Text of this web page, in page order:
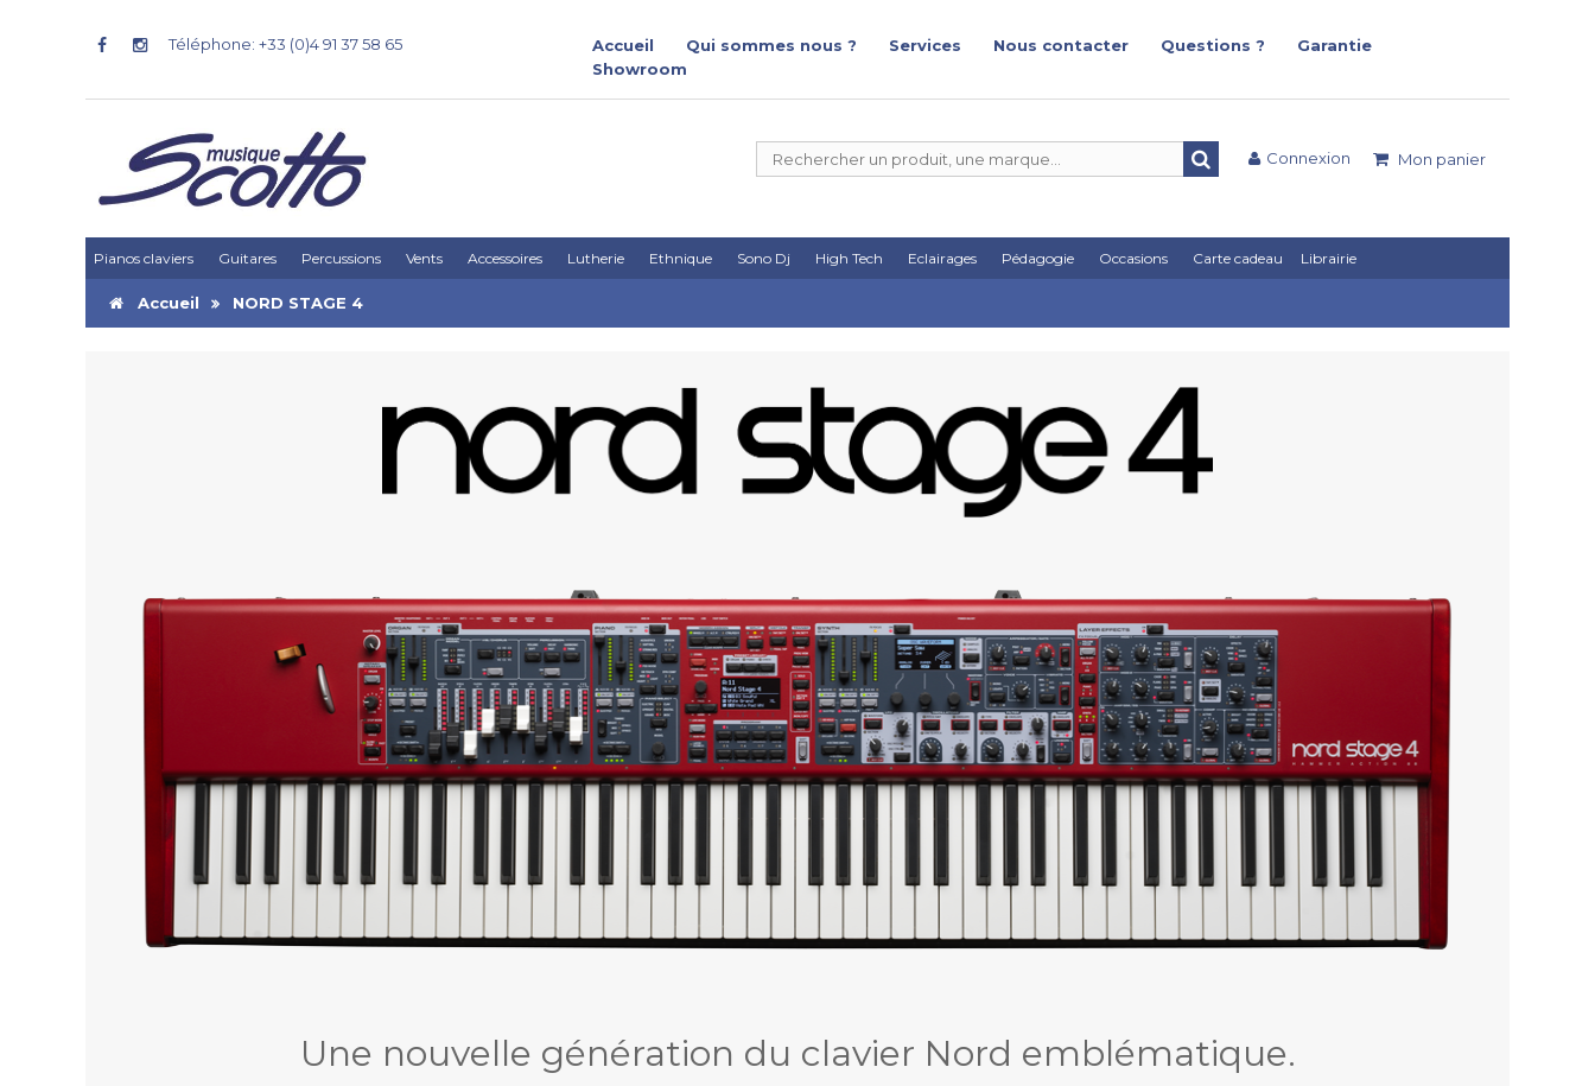
Téléphone: +33 (0)4 91 37 58 65 Accueil Qui sommes nous ? Services Nous contacter Questions ?
Garantie
Showroom
Mon panier
Connexion
Pianos claviers Guitares Percussions Vents Accessoires Lutherie Ethnique Sono Dj High Tech Eclairages Pédagogie Occasions Carte cadeau Librairie
Accueil NORD STAGE 4
Une nouvelle génération du clavier Nord emblématique.